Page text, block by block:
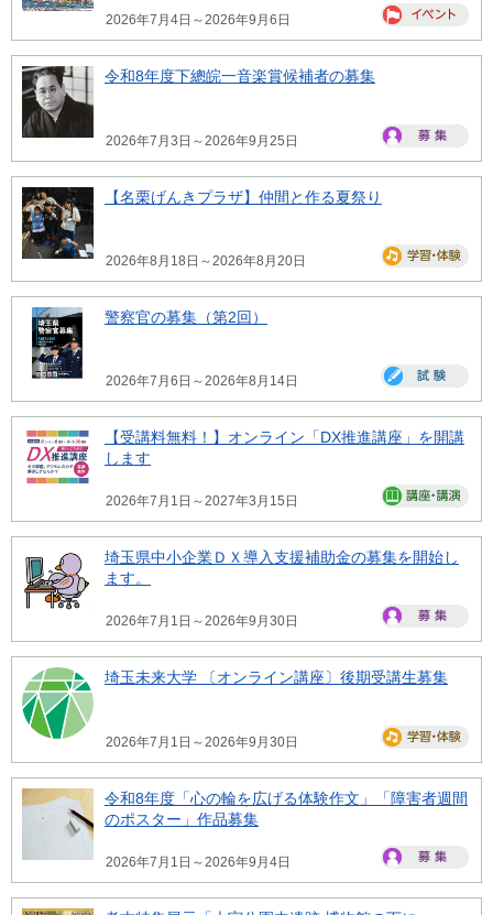
2026年7月4日～2026年9月6日
令和8年度下總皖一音楽賞候補者の募集
2026年7月3日～2026年9月25日
【名栗げんきプラザ】仲間と作る夏祭り
2026年8月18日～2026年8月20日
警察官の募集（第2回）
2026年7月6日～2026年8月14日
【受講料無料！】オンライン「DX推進講座」を開講
します
2026年7月1日～2027年3月15日
埼玉県中小企業ＤＸ導入支援補助金の募集を開始し
ます。
2026年7月1日～2026年9月30日
埼玉未来大学 〔オンライン講座〕後期受講生募集
2026年7月1日～2026年9月30日
令和8年度「心の輪を広げる体験作文」「障害者週間
のポスター」作品募集
2026年7月1日～2026年9月4日